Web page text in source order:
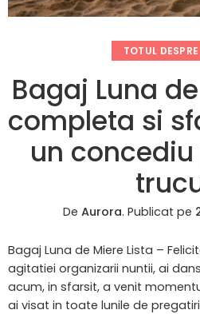
TOTUL
Bagaj Luna
completa si
un
De Aurora. Publicat pe
Bagaj Luna de Miere Lista –
agitatiei organizarii nuntii, ai
acum, in sfarsit, a venit
ai visat in toate lunile de